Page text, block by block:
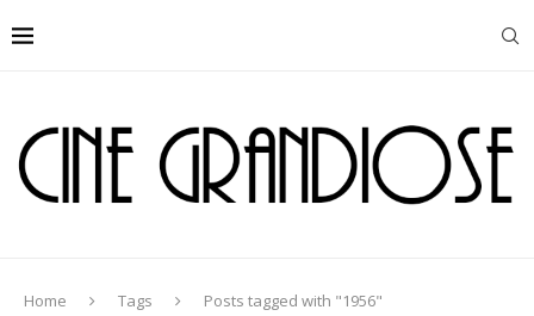
Home Tags Posts tagged with "1956"